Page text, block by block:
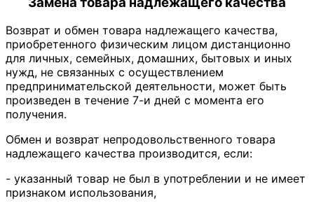
Возврат и обмен товара надлежащего качества,
приобретенного физическим лицом дистанционно
для личных, семейных, домашних, бытовых и иных
нужд, не связанных с осуществлением
предпринимательской деятельности, может быть
произведен в течение 7-и дней с момента его
получения.
Обмен и возврат непродовольственного товара
надлежащего качества производится, если:
- указанный товар не был в употреблении и не имеет
признаком использования,